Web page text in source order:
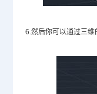
6.然后你可以通过三